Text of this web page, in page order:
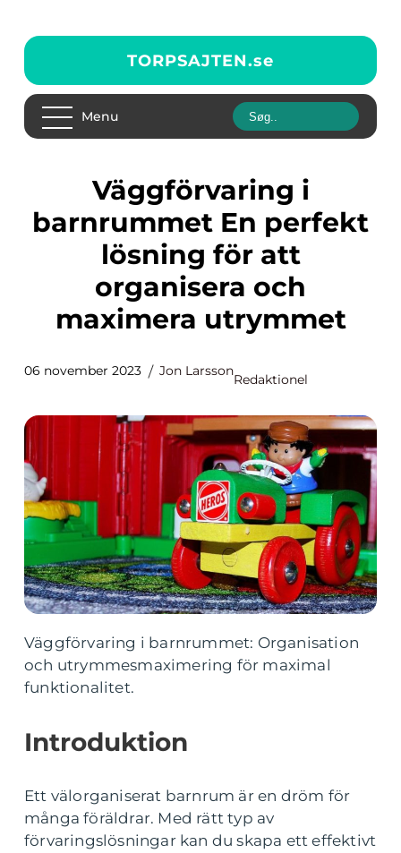
TORPSAJTEN.se
Menu
Väggförvaring i
barnrummet En perfekt
lösning för att
organisera och
maximera utrymmet
06 november 2023 Jon Larsson
Redaktionel
Väggförvaring i barnrummet: Organisation
och utrymmesmaximering för maximal
funktionalitet.
Introduktion
Ett välorganiserat barnrum är en dröm för
många föräldrar. Med rätt typ av
förvaringslösningar kan du skapa ett effektivt